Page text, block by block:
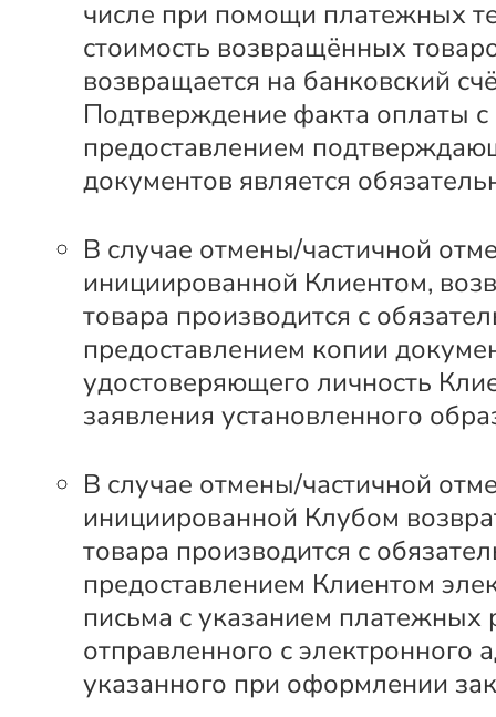
числе при помощи платежных
стоимость возвращённых
возвращается на банковский
Подтверждение факта оплаты с
предоставлением
документов является
В случае отмены/частичной
инициированной Клиентом,
товара производится с
предоставлением копии
удостоверяющего личность
заявления установленного
В случае отмены/частичной
инициированной Клубом
товара производится с
предоставлением Клиентом
письма с указанием платежных
отправленного с электронного
указанного при оформлении